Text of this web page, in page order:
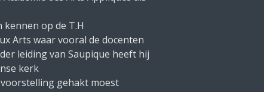
op de T.H
Arts waar vooral de docenten
leiding van Saupique heeft hij
kerk
gehakt moest